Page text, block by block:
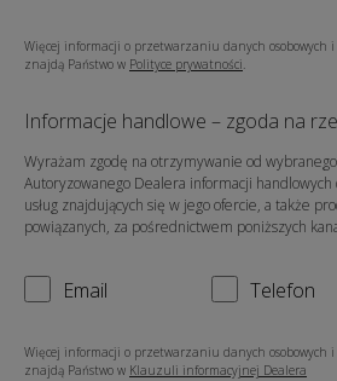
Więcej informacji o przetwarzaniu danych osobowych i
znajdą Państwo w Polityce prywatności.
Informacje handlowe – zgoda na
Wyrażam zgodę na otrzymywanie od
Autoryzowanego Dealera informacji
usług znajdujących się w jego ofercie, a także
powiązanych, za pośrednictwem poniższych
Email Telefon
Więcej informacji o przetwarzaniu danych osobowych i
znajdą Państwo w Klauzuli informacyjnej Dealera